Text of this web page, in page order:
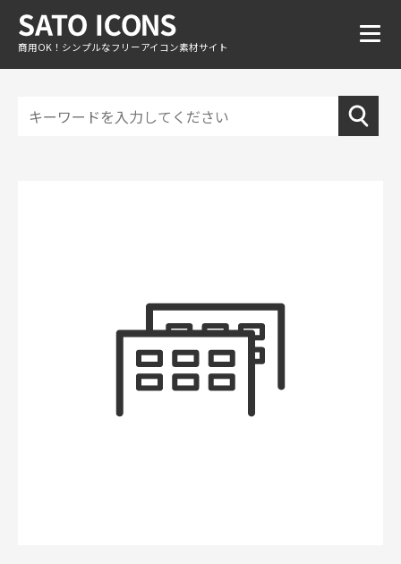
商用OK！シンプルなフリーアイコン素材サイト